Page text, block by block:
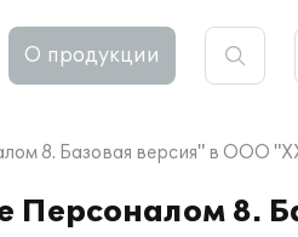
О продукции
8. Базовая версия" в ООО
Персоналом 8.